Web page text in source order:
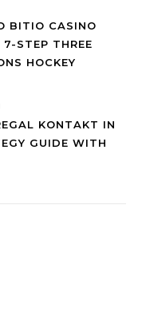
BITIO CASINO
STEP THREE
HOCKEY
KONTAKT IN
GUIDE WITH